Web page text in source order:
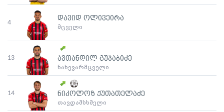
4
დავიდ ოლივეირა
მცველი
13 ავთანდილ გუჯაბიძე
ნახევარმცველი
14 ნიკოლოზ ქუთათელაძე
თავდამსხმელი